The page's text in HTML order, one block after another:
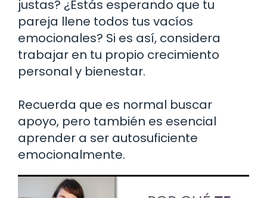
justas? ¿Estás esperando que tu
pareja llene todos tus vacíos
emocionales? Si es así, considera
trabajar en tu propio crecimiento
personal y bienestar.
Recuerda que es normal buscar
apoyo, pero también es esencial
aprender a ser autosuficiente
emocionalmente.